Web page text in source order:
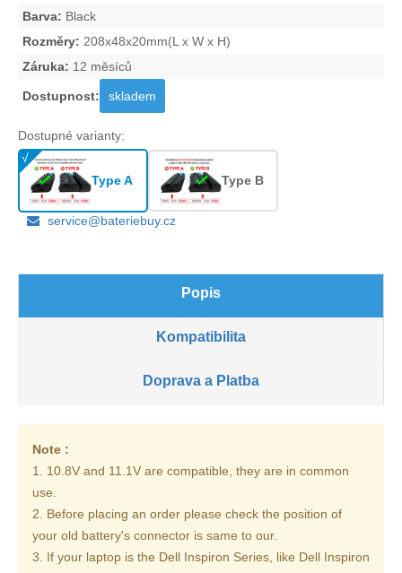
Barva: Black
Rozměry: 208x48x20mm(L x W x H)
Záruka: 12 měsíců
Dostupnost: skladem
Dostupné varianty:
Type A Type B
service@bateriebuy.cz
Popis
Kompatibilita
Doprava a Platba
Note :
1. 10.8V and 11.1V are compatible, they are in common
use.
2. Before placing an order please check the position of
your old battery's connector is same to our.
3. If your laptop is the Dell Inspiron Series, like Dell Inspiron